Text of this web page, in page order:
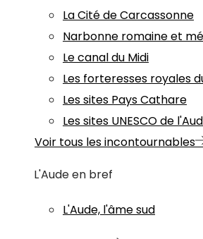
La Cité de Carcassonne
Narbonne romaine et
Le canal du Midi
Les forteresses royales
Les sites Pays Cathare
Les sites UNESCO de
Voir tous les incontournables
L'Aude en bref
L'Aude, l'âme sud